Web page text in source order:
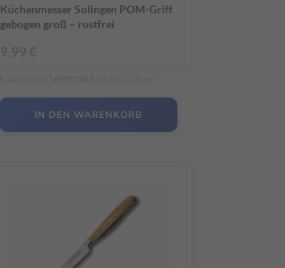
Küchenmesser Solingen POM-Griff
gebogen groß – rostfrei
IN DEN WARENKORB